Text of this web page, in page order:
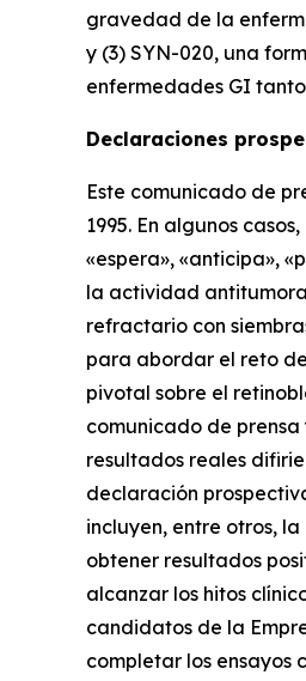
gravedad de la
y (3) SYN-020, una
enfermedades GI
Declaraciones
Este comunicado de
1995. En algunos
«espera», «anticipa»,
la actividad
refractario con
para abordar el reto
pivotal sobre el
comunicado de prensa
resultados reales
declaración
incluyen, entre otros,
obtener resultados
alcanzar los hitos
candidatos de la
completar los ensayos